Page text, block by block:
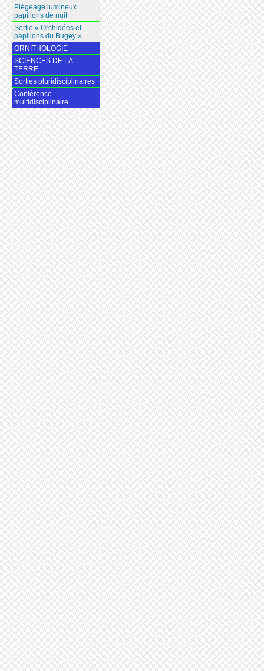
Piégeage lumineux
papillons de nuit
Sortie « Orchidées et
papillons du Bugey »
ORNITHOLOGIE
SCIENCES DE LA
TERRE
Sorties pluridisciplinaires
Conférence
multidisciplinaire